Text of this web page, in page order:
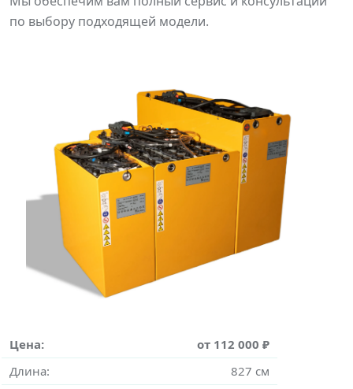
по выбору подходящей модели.
Цена:
от 112 000 ₽
Длина:
827 см